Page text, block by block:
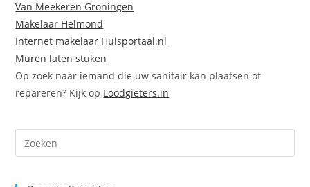
Van Meekeren Groningen
Makelaar Helmond
Internet makelaar Huisportaal.nl
Muren laten stuken
Op zoek naar iemand die uw sanitair kan plaatsen of
repareren? Kijk op Loodgieters.in
op